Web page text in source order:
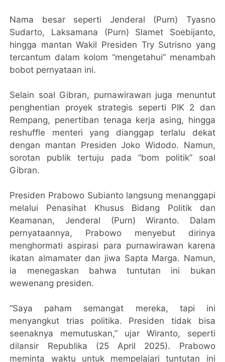
Nama besar seperti Jenderal (Purn) Tyasno
Sudarto, Laksamana (Purn) Slamet Soebijanto,
hingga mantan Wakil Presiden Try Sutrisno yang
tercantum dalam kolom “mengetahui” menambah
bobot pernyataan ini.
Selain soal Gibran, purnawirawan juga menuntut
penghentian proyek strategis seperti PIK 2 dan
Rempang, penertiban tenaga kerja asing, hingga
reshuffle menteri yang dianggap terlalu dekat
dengan mantan Presiden Joko Widodo. Namun,
sorotan publik tertuju pada “bom politik” soal
Gibran.
Presiden Prabowo Subianto langsung menanggapi
melalui Penasihat Khusus Bidang Politik dan
Keamanan, Jenderal (Purn) Wiranto. Dalam
pernyataannya, Prabowo menyebut dirinya
menghormati aspirasi para purnawirawan karena
ikatan almamater dan jiwa Sapta Marga. Namun,
ia menegaskan bahwa tuntutan ini bukan
wewenang presiden.
“Saya paham semangat mereka, tapi ini
menyangkut trias politika. Presiden tidak bisa
seenaknya memutuskan,” ujar Wiranto, seperti
dilansir Republika (25 April 2025). Prabowo
meminta waktu untuk mempelajari tuntutan ini